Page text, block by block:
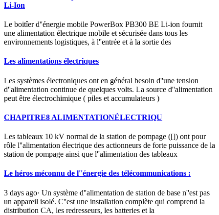
Li-Ion
Le boitîer d''énergie mobile PowerBox PB300 BE Li-ion fournit
une alimentation électrique mobile et sécurisée dans tous les
environnements logistiques, à l''entrée et à la sortie des
Les alimentations électriques
Les systèmes électroniques ont en général besoin d''une tension
d''alimentation continue de quelques volts. La source d''alimentation
peut être électrochimique ( piles et accumulateurs )
CHAPITRE8 ALIMENTATIONÉLECTRIQU
Les tableaux 10 kV normal de la station de pompage ([]) ont pour
rôle l''alimentation électrique des actionneurs de forte puissance de la
station de pompage ainsi que l''alimentation des tableaux
Le héros méconnu de l''énergie des télécommunications :
3 days ago· Un système d''alimentation de station de base n''est pas
un appareil isolé. C''est une installation complète qui comprend la
distribution CA, les redresseurs, les batteries et la